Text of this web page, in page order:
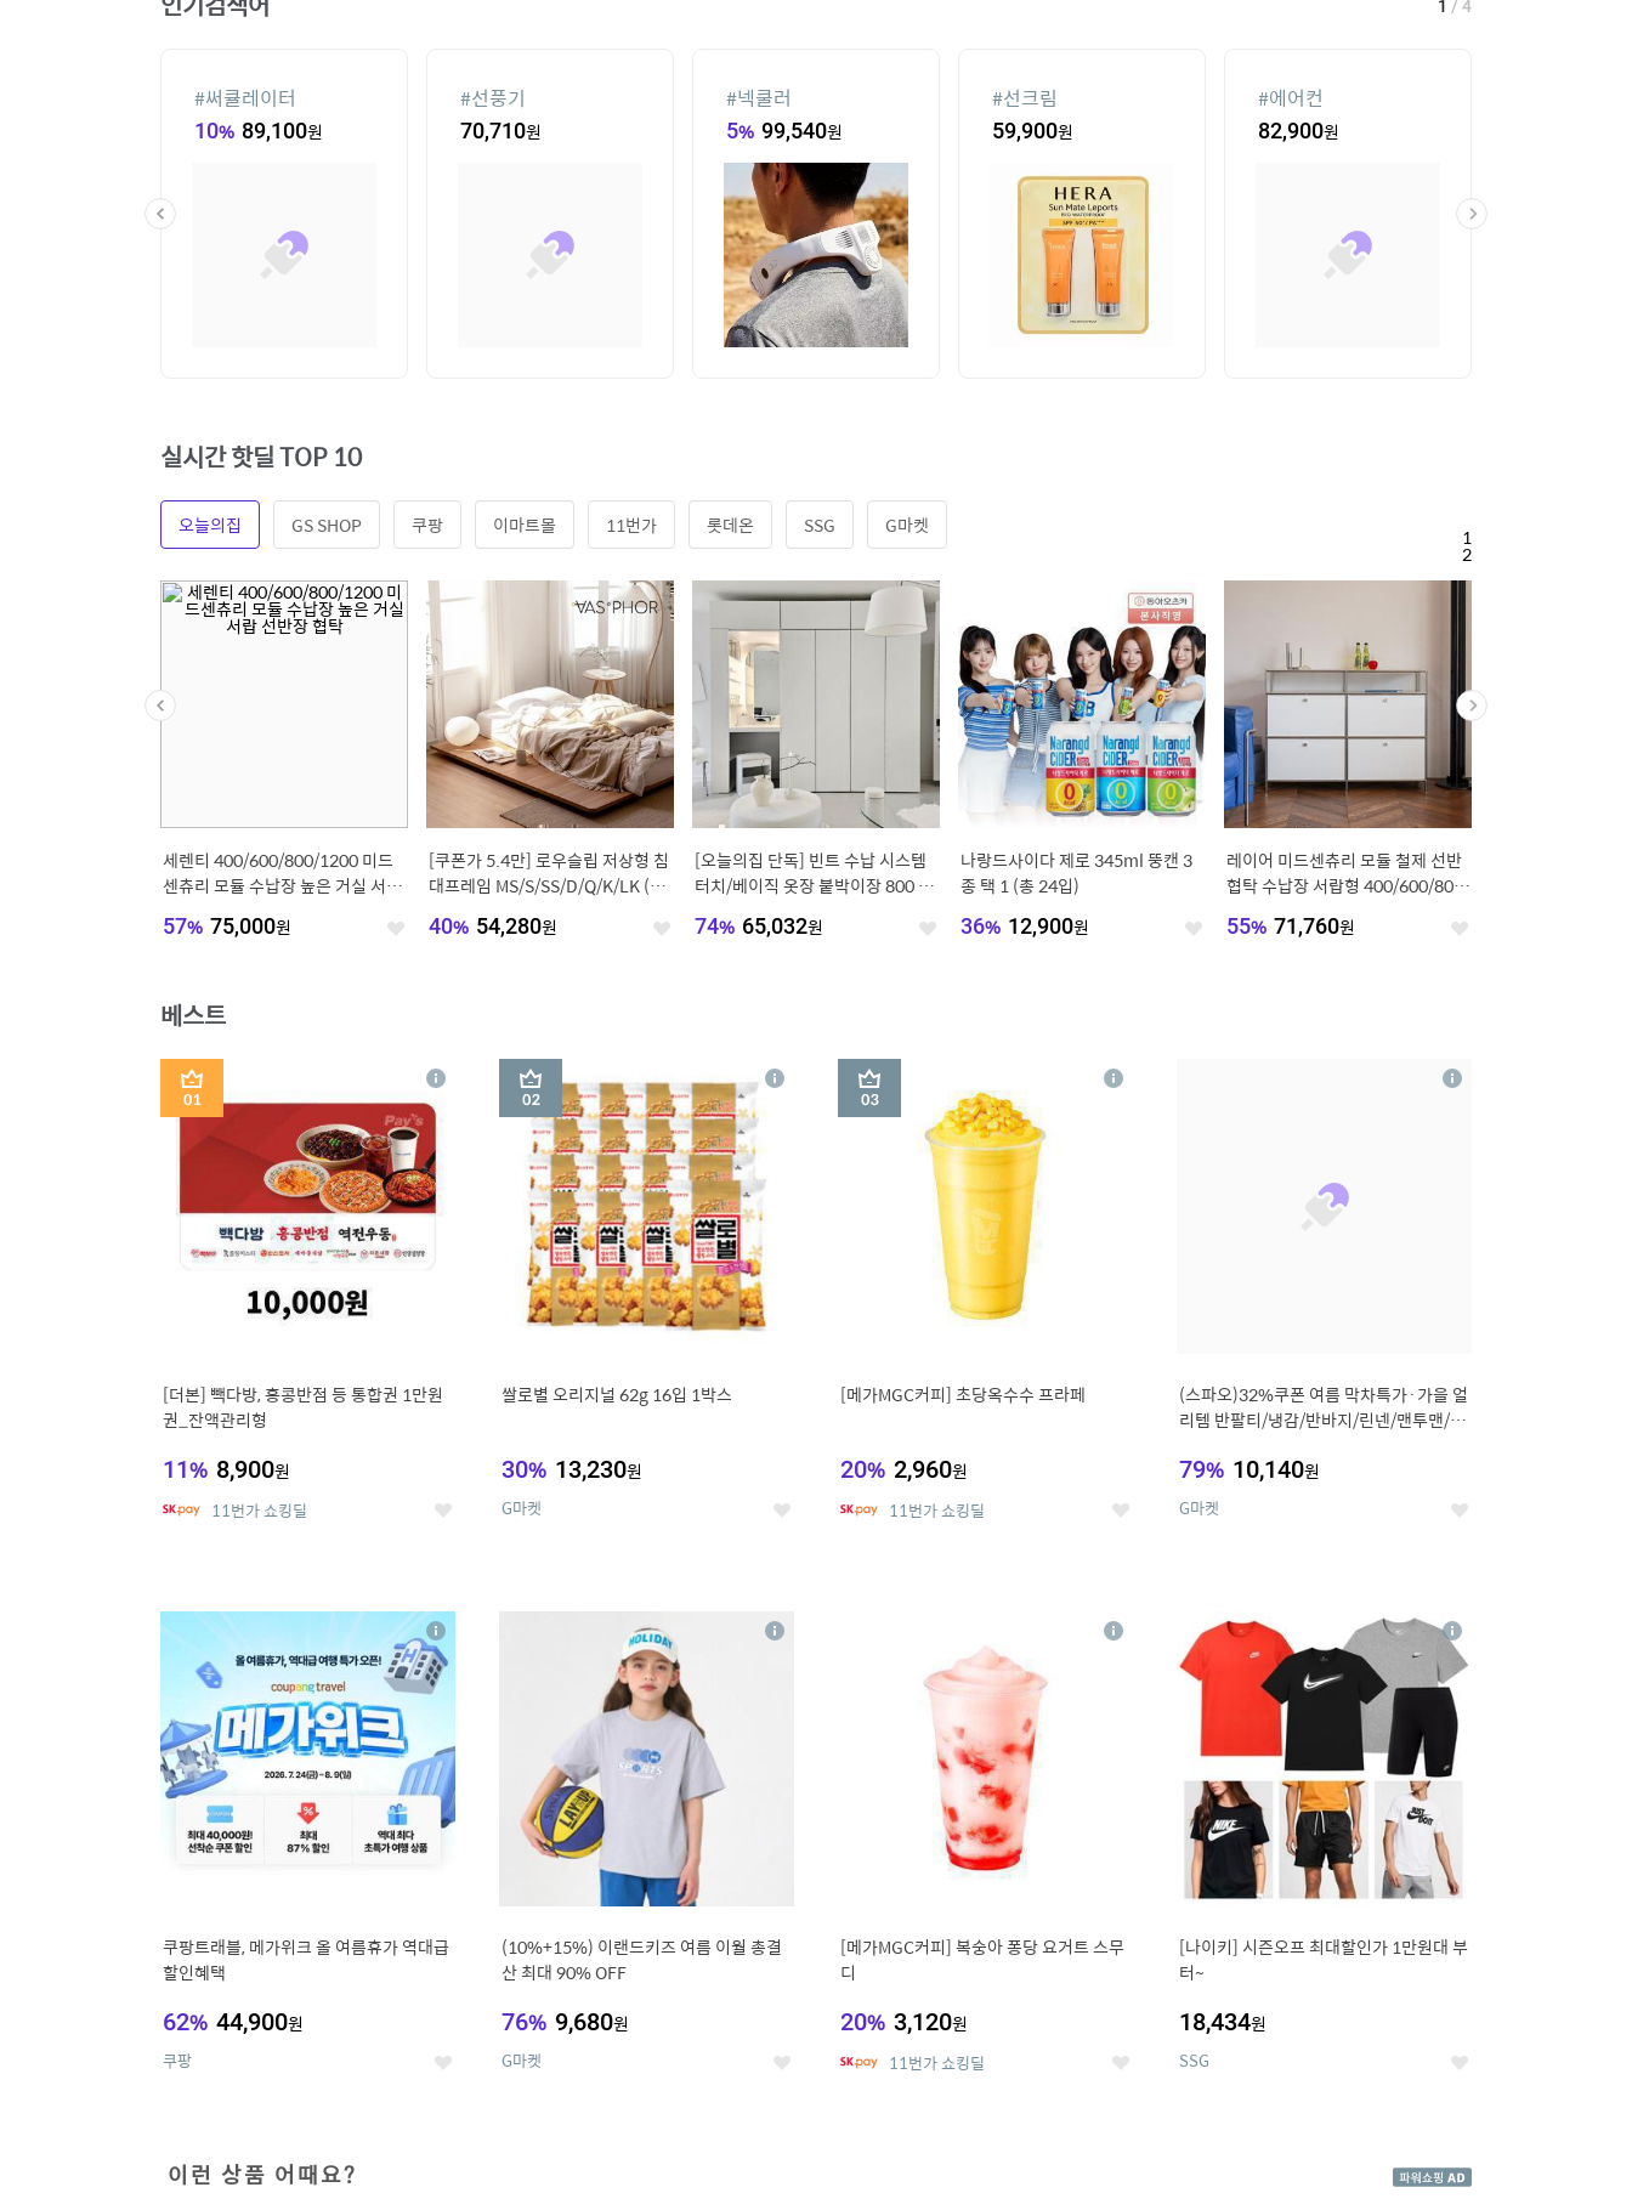
#선글라스
14% 110,940원
#휴대용 선풍기
70,710원
#양산
103,000원
#물티슈
10% 71,610
#실외기없는 에어컨
8% 1,113,110
2 / 4
실시간 핫딜 TOP 10
오늘의집 GS SHOP 쿠팡 이마트몰 11번가 롯데온 SSG G마켓
세렌티 400/600/800/1200 미드
센츄리 모듈 수납장 높은 거실 서랍
57% 75,000원 좋
[쿠폰가 5.4만] 로우슬립 저상형 침
대프레임 MS/S/SS/D/Q/K/LK (높
40% 54,280원 좋
[오늘의집 단독] 빈트 수납 시스템
터치/베이직 옷장 붙박이장 800 시
74% 65,032원 좋
나랑드사이다 제로 345ml 뚱캔 3
종 택 1 (총 24입)
36% 12,900원 좋
레이어 미드센츄리 모듈 철제 선반
협탁 수납장 서랍형 400/600/800/
55% 71,760원 좋
1
2
베스트
1
[더본] 빽다방, 홍콩반점 등 통합권 1만원
권_잔액관리형
11% 8,900원
11번가 쇼킹딜 좋
상
세
2
쌀로별 오리지널 62g 16입 1박스
30% 13,230원
G마켓 좋
상
3
[메가MGC커피] 초당옥수수 프라페
20% 2,960원
11번가 쇼킹딜 좋
상
(스파오)32%쿠폰 여름 막차특가·가을 얼
리템 반팔티/냉감/반바지/린넨/맨투맨/슬
79% 10,140원
G마켓 좋
상
5
쿠팡트래블, 메가위크 올 여름휴가 역대급
할인혜택
62% 44,900원
쿠팡 좋
상
세
(10%+15%) 이랜드키즈 여름 이월 총결
산 최대 90% OFF
76% 9,680원
G마켓 좋
상
[메가MGC커피] 복숭아 퐁당 요거트 스무
디
20% 3,120원
11번가 쇼킹딜 좋
상
[나이키] 시즌오프 최대할인가 1만원대 부
터~
18,434원
SSG 좋
상
세
이런 상품 어때요?